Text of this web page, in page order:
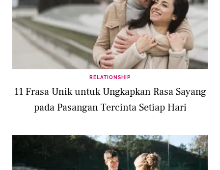
RELATIONSHIP
11 Frasa Unik untuk Ungkapkan Rasa Sayang
pada Pasangan Tercinta Setiap Hari